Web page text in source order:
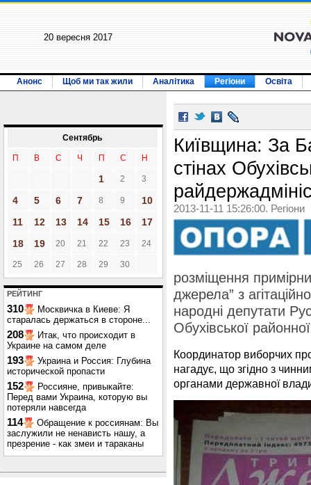
20 вересня 2017
Анонс Щоб ми так жили Аналітика Регіони Освіта
Сентябрь
П В С Ч П С Н
1 2 3
4 5 6 7 8 9
10
11
12 13 14 15 16
17
18
19 20 21 22 23 24
25 26 27 28 29 30
РЕЙТИНГ
310
Москвичка в Киеве: Я
старалась держаться в стороне...
208
Итак, что происходит в
Украине на самом деле
193
Украина и Россия: Глубина
исторической пропасти
152
Россияне, привыкайте:
Перед вами Украина, которую вы
потеряли навсегда
114
Обращение к россиянам: Вы
заслужили не ненависть нашу, а
презрение - как змеи и тараканы
Київщина: За
стінах
2013-11-11 15:26:00. Регіони
розміщення
джерела” з
народні депутати
Обухівської
Координатор виборчих
нагадує, що згідно з
органами державної